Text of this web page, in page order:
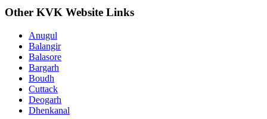
Other KVK Website Links
Anugul
Balangir
Balasore
Bargarh
Boudh
Cuttack
Deogarh
Dhenkanal